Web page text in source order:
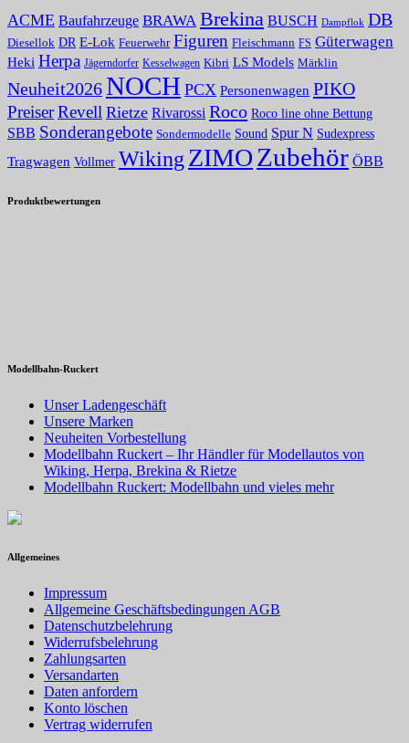
ACME Baufahrzeuge BRAWA Brekina BUSCH Dampflok DB
Diesellok DR E-Lok Feuerwehr Figuren Fleischmann FS Güterwagen
Heki Herpa Jägerndorfer Kesselwagen Kibri LS Models Märklin
Neuheit2026NOCH PCX Personenwagen PIKO
PreiserRevell Rietze Rivarossi Roco Roco line ohne Bettung
SBB Sonderangebote Sondermodelle Sound Spur N Sudexpress
Tragwagen Vollmer Wiking ZIMOZubehör ÖBB
Produktbewertungen
Modellbahn-Ruckert
Unser Ladengeschäft
Unsere Marken
Neuheiten Vorbestellung
Modellbahn Ruckert – Ihr Händler für Modellautos von
Wiking, Herpa, Brekina & Rietze
Modellbahn Ruckert: Modellbahn und vieles mehr
Allgemeines
Impressum
Allgemeine Geschäftsbedingungen AGB
Datenschutzbelehrung
Widerrufsbelehrung
Zahlungsarten
Versandarten
Daten anfordern
Konto löschen
Vertrag widerrufen